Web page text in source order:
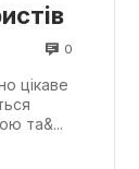
0
цікаве
та&...